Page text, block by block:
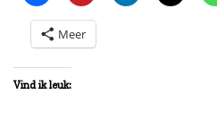
Meer
Vind ik leuk: